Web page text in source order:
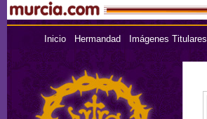
Inicio Hermandad Imágenes Titulares